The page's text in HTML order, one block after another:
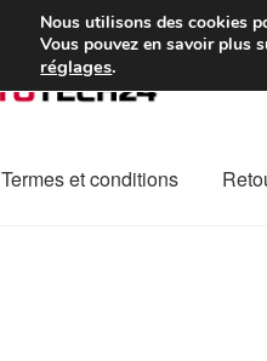
Colissimo livraison à
Termes et conditions
Nous utilisons des cookies
Vous pouvez en savoir plus
réglages.